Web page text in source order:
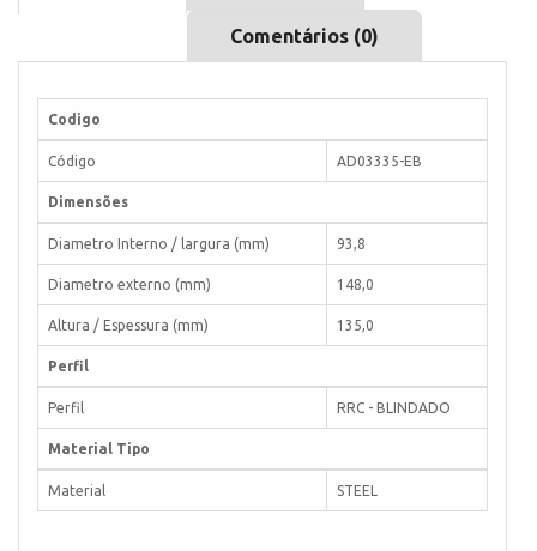
Comentários (0)
Codigo
Código AD03335-EB
Dimensões
Diametro Interno / largura (mm) 93,8
Diametro externo (mm) 148,0
Altura / Espessura (mm) 135,0
Perfil
Perfil RRC - BLINDADO
Material Tipo
Material STEEL